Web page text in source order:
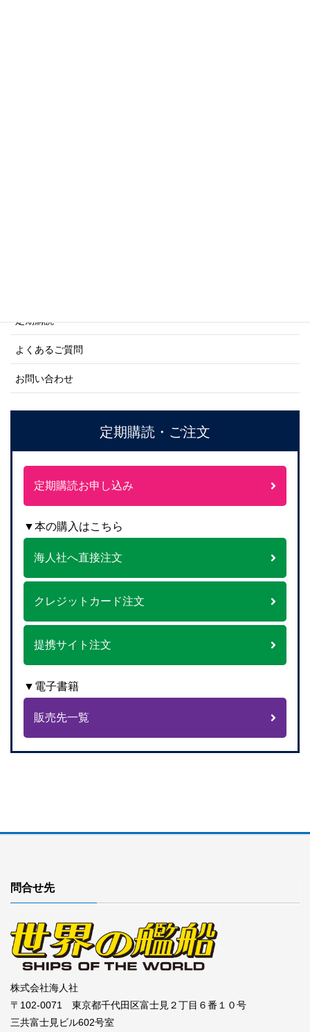
定期購読
よくあるご質問
お問い合わせ
定期購読・ご注文
定期購読お申し込み
▼本の購入はこちら
海人社へ直接注文
クレジットカード注文
提携サイト注文
▼電子書籍
販売先一覧
問合せ先
株式会社海人社
〒102-0071 東京都千代田区富士見２丁目６番１０号
三共富士見ビル602号室